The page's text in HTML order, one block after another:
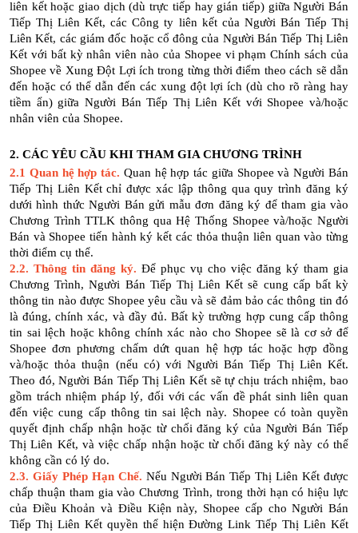
liên kết hoặc giao dịch (dù trực tiếp hay gián tiếp) giữa Người Bán
Tiếp Thị Liên Kết, các Công ty liên kết của Người Bán Tiếp Thị
Liên Kết, các giám đốc hoặc cổ đông của Người Bán Tiếp Thị Liên
Kết với bất kỳ nhân viên nào của Shopee vi phạm Chính sách của
Shopee về Xung Đột Lợi ích trong từng thời điểm theo cách sẽ dẫn
đến hoặc có thể dẫn đến các xung đột lợi ích (dù cho rõ ràng hay
tiềm ẩn) giữa Người Bán Tiếp Thị Liên Kết với Shopee và/hoặc
nhân viên của Shopee.
2. CÁC YÊU CẦU KHI THAM GIA CHƯƠNG TRÌNH
2.1 Quan hệ hợp tác. Quan hệ hợp tác giữa Shopee và Người Bán
Tiếp Thị Liên Kết chỉ được xác lập thông qua quy trình đăng ký
dưới hình thức Người Bán gửi mẫu đơn đăng ký để tham gia vào
Chương Trình TTLK thông qua Hệ Thống Shopee và/hoặc Người
Bán và Shopee tiến hành ký kết các thỏa thuận liên quan vào từng
thời điểm cụ thể.
2.2. Thông tin đăng ký. Để phục vụ cho việc đăng ký tham gia
Chương Trình, Người Bán Tiếp Thị Liên Kết sẽ cung cấp bất kỳ
thông tin nào được Shopee yêu cầu và sẽ đảm bảo các thông tin đó
là đúng, chính xác, và đầy đủ. Bất kỳ trường hợp cung cấp thông
tin sai lệch hoặc không chính xác nào cho Shopee sẽ là cơ sở để
Shopee đơn phương chấm dứt quan hệ hợp tác hoặc hợp đồng
và/hoặc thỏa thuận (nếu có) với Người Bán Tiếp Thị Liên Kết.
Theo đó, Người Bán Tiếp Thị Liên Kết sẽ tự chịu trách nhiệm, bao
gồm trách nhiệm pháp lý, đối với các vấn đề phát sinh liên quan
đến việc cung cấp thông tin sai lệch này. Shopee có toàn quyền
quyết định chấp nhận hoặc từ chối đăng ký của Người Bán Tiếp
Thị Liên Kết, và việc chấp nhận hoặc từ chối đăng ký này có thể
không cần có lý do.
2.3. Giấy Phép Hạn Chế. Nếu Người Bán Tiếp Thị Liên Kết được
chấp thuận tham gia vào Chương Trình, trong thời hạn có hiệu lực
của Điều Khoản và Điều Kiện này, Shopee cấp cho Người Bán
Tiếp Thị Liên Kết quyền thể hiện Đường Link Tiếp Thị Liên Kết